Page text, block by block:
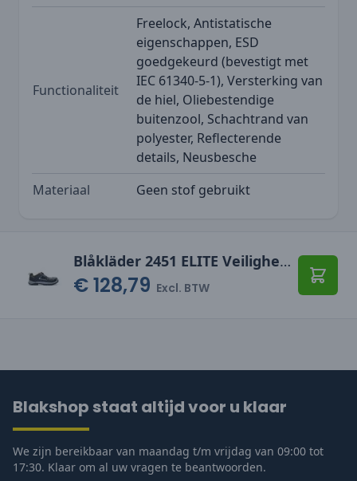
Functionaliteit
Freelock, Antistatische
eigenschappen, ESD
goedgekeurd (bevestigt met
IEC 61340-5-1), Versterking van
de hiel, Oliebestendige
buitenzool, Schachtrand van
polyester, Reflecterende
details, Neusbesche
Materiaal
Geen stof gebruikt
Blåkläder 2451 ELITE Veiligheidsschoen
€ 128,79 Excl. BTW
Blakshop staat altijd voor u klaar
We zijn bereikbaar van maandag t/m vrijdag van 09:00 tot
17:30. Klaar om al uw vragen te beantwoorden.